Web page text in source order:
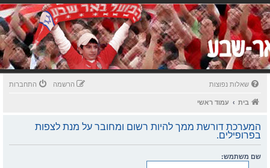
שאלות נפוצות התחברות הרשמה
בית עמוד ראשי
המערכת דורשת ממך להיות רשום ומחובר על מנת לצפות
בפרופילים.
שם משתמש: